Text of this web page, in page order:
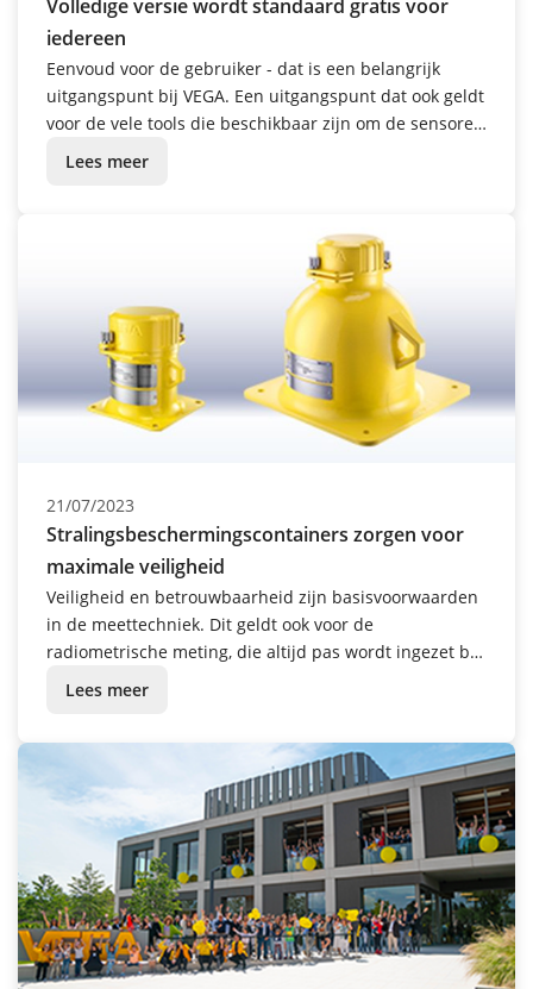
Volledige versie wordt standaard gratis voor
iedereen
Eenvoud voor de gebruiker - dat is een belangrijk
uitgangspunt bij VEGA. Een uitgangspunt dat ook geldt
voor de vele tools die beschikbaar zijn om de sensoren
en apparaten te bedienen. Vanaf oktober 2023 wordt
Lees meer
21/07/2023
Stralingsbeschermingscontainers zorgen voor
maximale veiligheid
Veiligheid en betrouwbaarheid zijn basisvoorwaarden
in de meettechniek. Dit geldt ook voor de
radiometrische meting, die altijd pas wordt ingezet bij
extreme omstandigheden: extreem heet, extreem
80-serie maken deze meetmethode op optimale wijze
compleet.
Lees meer